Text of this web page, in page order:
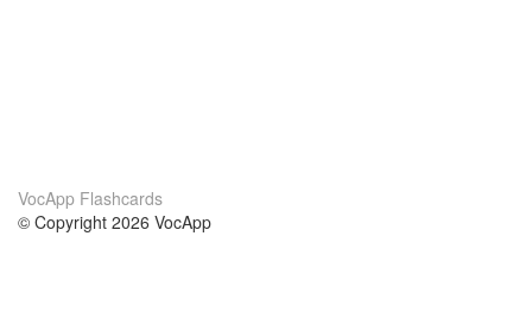
VocApp Flashcards
© Copyright 2026 VocApp